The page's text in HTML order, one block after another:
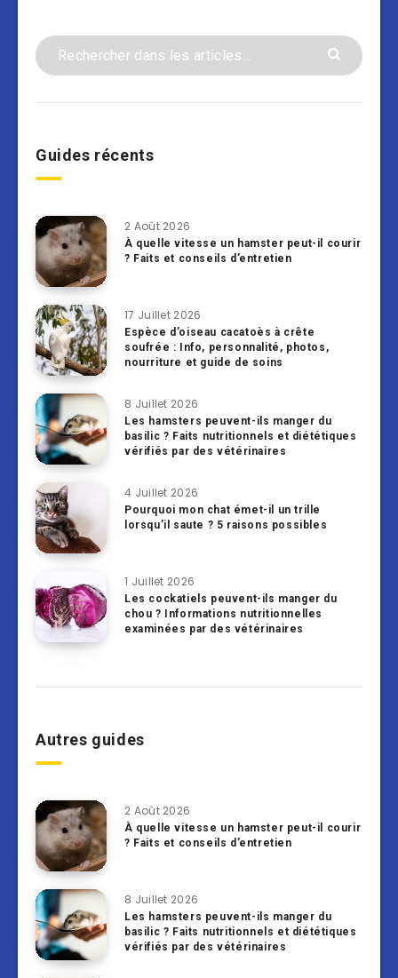
Guides récents
2 Août 2026
À quelle vitesse un hamster peut-il courir
? Faits et conseils d’entretien
17 Juillet 2026
Espèce d’oiseau cacatoès à crête
soufrée : Info, personnalité, photos,
nourriture et guide de soins
8 Juillet 2026
Les hamsters peuvent-ils manger du
basilic ? Faits nutritionnels et diététiques
vérifiés par des vétérinaires
4 Juillet 2026
Pourquoi mon chat émet-il un trille
lorsqu’il saute ? 5 raisons possibles
1 Juillet 2026
Les cockatiels peuvent-ils manger du
chou ? Informations nutritionnelles
examinées par des vétérinaires
Autres guides
2 Août 2026
À quelle vitesse un hamster peut-il courir
? Faits et conseils d’entretien
8 Juillet 2026
Les hamsters peuvent-ils manger du
basilic ? Faits nutritionnels et diététiques
vérifiés par des vétérinaires